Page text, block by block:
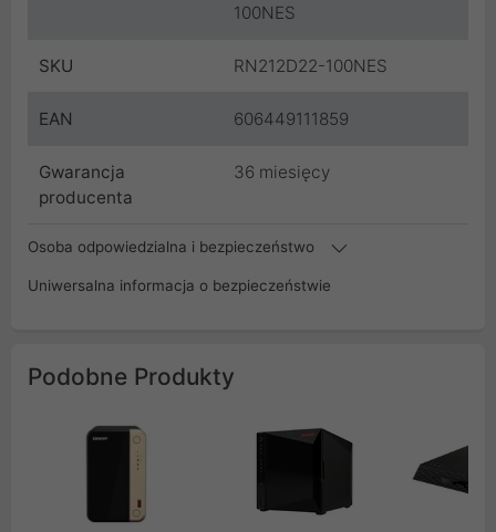
100NES
SKU RN212D22-100NES
EAN 606449111859
Gwarancja
producenta
36 miesięcy
Osoba odpowiedzialna i bezpieczeństwo
Uniwersalna informacja o bezpieczeństwie
Podobne Produkty